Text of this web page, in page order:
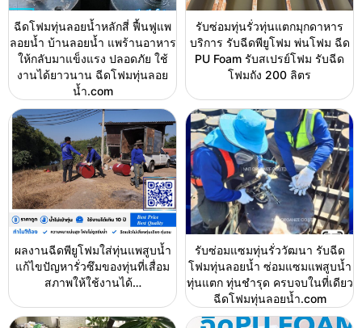
ฉีดโฟมทุ่นลอยน้ำหลักสี่ ฟื้นฟูแพ
ลอยน้ำ บ้านลอยน้ำ แพร้านอาหาร
ให้กลับมาแข็งแรง ปลอดภัย ใช้
งานได้ยาวนาน ฉีดโฟมทุ่นลอย
น้ำ.com
รับซ่อมทุ่นรั่วทุ่นแตกมุกดาหาร
บริการ รับฉีดพียูโฟม พ่นโฟม ฉีด
PU Foam รับสเปรย์โฟม รับฉีด
โฟมถัง 200 ลิตร
ผลงานฉีดพียูโฟมใส่ทุ่นแพสูบน้ำ
แก้ไขปัญหารั่วซึมของทุ่นที่เสื่อม
สภาพให้ใช้งานได้…
รับซ่อมแซมทุ่นรั่ววัฒนา รับฉีด
โฟมทุ่นลอยน้ำ ซ่อมแซมแพสูบน้ำ
ทุ่นแตก ทุ่นชำรุด ครบจบในที่เดียว
ฉีดโฟมทุ่นลอยน้ำ.com